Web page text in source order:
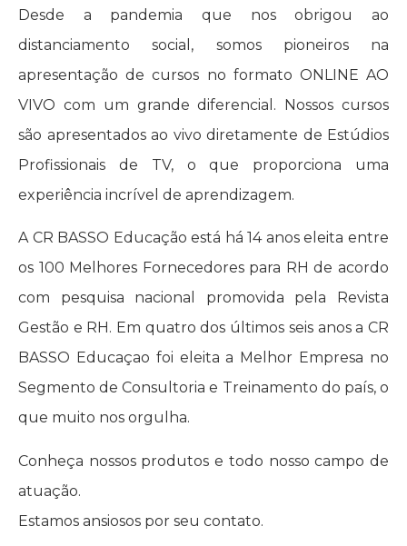
Desde a pandemia que nos obrigou ao
distanciamento social, somos pioneiros na
apresentação de cursos no formato ONLINE AO
VIVO com um grande diferencial. Nossos cursos
são apresentados ao vivo diretamente de Estúdios
Profissionais de TV, o que proporciona uma
experiência incrível de aprendizagem.
A CR BASSO Educação está há 14 anos eleita entre
os 100 Melhores Fornecedores para RH de acordo
com pesquisa nacional promovida pela Revista
Gestão e RH. Em quatro dos últimos seis anos a CR
BASSO Educaçao foi eleita a Melhor Empresa no
Segmento de Consultoria e Treinamento do país, o
que muito nos orgulha.
Conheça nossos produtos e todo nosso campo de
atuação.
Estamos ansiosos por seu contato.